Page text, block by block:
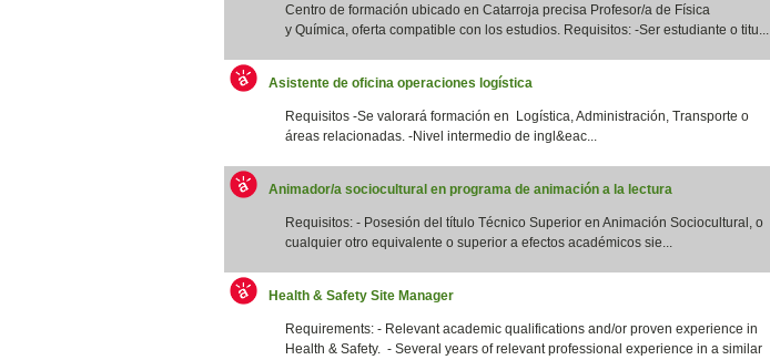
Centro de formación ubicado en Catarroja precisa Profesor/a de Física
y Química, oferta compatible con los estudios. Requisitos: -Ser estudiante o titu...
Asistente de oficina operaciones logística
Requisitos -Se valorará formación en Logística, Administración, Transporte o
áreas relacionadas. -Nivel intermedio de ingl&eac...
Animador/a sociocultural en programa de animación a la lectura
Requisitos: - Posesión del título Técnico Superior en Animación Sociocultural, o
cualquier otro equivalente o superior a efectos académicos sie...
Health & Safety Site Manager
Requirements: - Relevant academic qualifications and/or proven experience in
Health & Safety. - Several years of relevant professional experience in a similar